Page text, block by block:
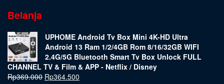
Belanja
UPHOME Android Tv Box Mini 4K-HD Ultra
Android 13 Ram 1/2/4GB Rom 8/16/32GB WIFI
2.4G/5G Bluetooth Smart Tv Box Unlock FULL
CHANNEL TV & Film & APP - Netflix / Disney
Rp369.000 Rp364.500